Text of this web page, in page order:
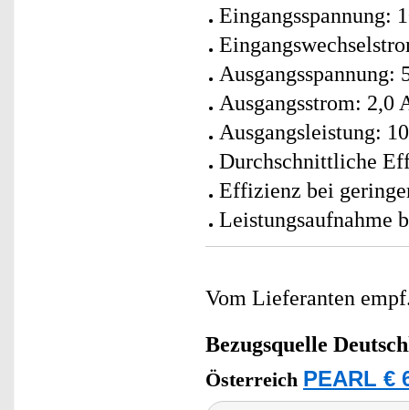
Eingangsspannung:
Ausgangsspannung:
Ausgangsstrom: 2,0
Ausgangsleistung:
Durchschnittliche
Effizienz bei
Leistungsaufnahme
Vom Lieferanten
Bezugsquelle
Österreich PEARL €